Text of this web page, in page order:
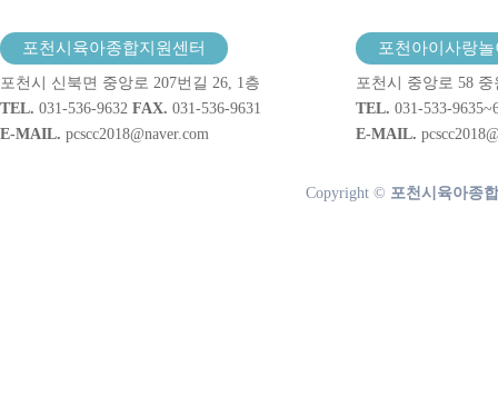
포천시육아종합지원센터
포천시 신북면 중앙로 207번길 26, 1층
TEL. 031-536-9632 FAX. 031-536-9631
E-MAIL. pcscc2018@naver.com
포천아이사랑
포천시 중앙로 58
TEL. 031-533-
E-MAIL.
Copyright © 포천시육아종